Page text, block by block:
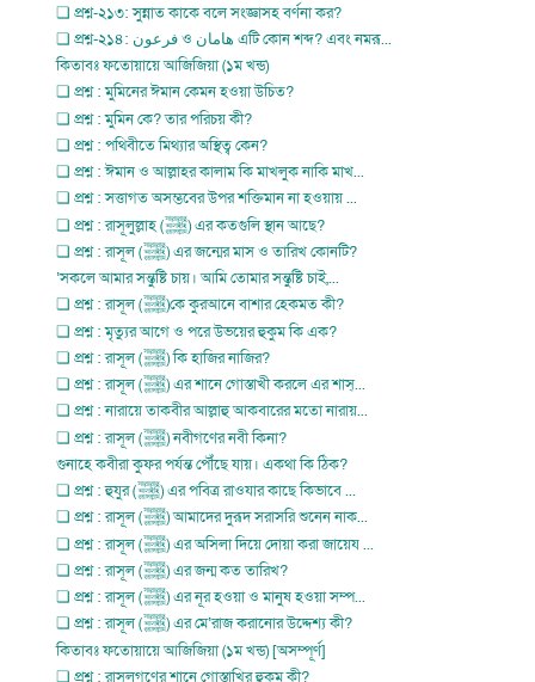
❏ প্রশ্ন-২১৩: সুন্নাত কাকে বলে সংজ্ঞাসহ বর্ণনা কর?
❏ প্রশ্ন-২১৪: فرعون ও هامان এটি কোন শব্দ? এবং নমরূ...
কিতাবঃ ফতোয়ায়ে আজিজিয়া (১ম খন্ড)
❏ প্রশ্ন : মুমিনের ঈমান কেমন হওয়া উচিত?
❏ প্রশ্ন : মুমিন কে? তার পরিচয় কী?
❏ প্রশ্ন : পথিবীতে মিথ্যার অস্থিত্ব কেন?
❏ প্রশ্ন : ঈমান ও আল্লাহর কালাম কি মাখলুক নাকি মাখ...
❏ প্রশ্ন : সত্তাগত অসম্ভবের উপর শক্তিমান না হওয়ায় ...
❏ প্রশ্ন : রাসূলুল্লাহ (ﷺ) এর কতগুলি স্থান আছে?
❏ প্রশ্ন : রাসূল (ﷺ) এর জন্মের মাস ও তারিখ কোনটি?
‘সকলে আমার সন্তুষ্টি চায়। আমি তোমার সন্তুষ্টি চাই,...
❏ প্রশ্ন : রাসূল (ﷺ)কে কুরআনে বাশার হেকমত কী?
❏ প্রশ্ন : মৃত্যুর আগে ও পরে উভয়ের হুকুম কি এক?
❏ প্রশ্ন : রাসূল (ﷺ) কি হাজির নাজির?
❏ প্রশ্ন : রাসূল (ﷺ) এর শানে গোস্তাখী করলে এর শাস্...
❏ প্রশ্ন : নারায়ে তাকবীর আল্লাহু আকবারের মতো নারায়...
❏ প্রশ্ন : রাসূল (ﷺ) নবীগণের নবী কিনা?
গুনাহে কবীরা কুফর পর্যন্ত পৌঁছে যায়। একথা কি ঠিক?
❏ প্রশ্ন : হুযুর (ﷺ) এর পবিত্র রাওযার কাছে কিভাবে ...
❏ প্রশ্ন : রাসূল (ﷺ) আমাদের দুরূদ সরাসরি শুনেন নাক...
❏ প্রশ্ন : রাসূল (ﷺ) এর অসিলা দিয়ে দোয়া করা জায়েয ...
❏ প্রশ্ন : রাসূল (ﷺ) এর জন্ম কত তারিখ?
❏ প্রশ্ন : রাসূল (ﷺ) এর নূর হওয়া ও মানুষ হওয়া সম্প...
❏ প্রশ্ন : রাসূল (ﷺ) এর মে‘রাজ করানোর উদ্দেশ্য কী?
কিতাবঃ ফতোয়ায়ে আজিজিয়া (১ম খন্ড) [অসম্পূর্ণ]
❏ প্রশ্ন : রাসূলগণের শানে গোস্তাখির হুকুম কী?